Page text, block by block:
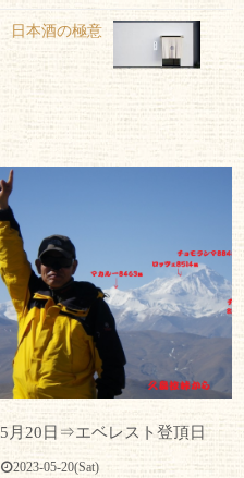
日本酒の極意
5月20日⇒エベレスト登頂日
2023-05-20(Sat)